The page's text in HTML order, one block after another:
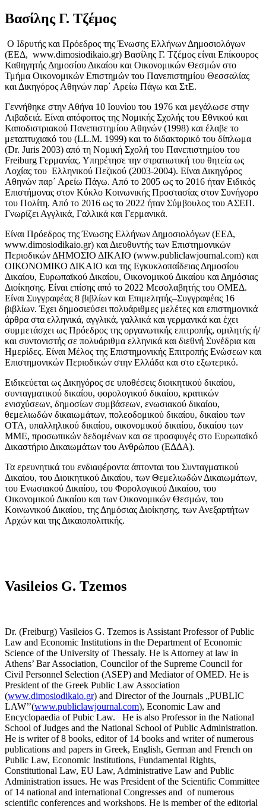
Βασίλης Γ. Τζέμος
Ο Ιδρυτής και Πρόεδρος της Ένωσης Ελλήνων Δημοσιολόγων
(ΕΕΔ, www.dimosiodikaio.gr) Βασίλης Γ. Τζέμος είναι Επίκουρος
Καθηγητής Δημοσίου Δικαίου και Οικονομικών Θεσμών στο
Τμήμα Οικονομικών Επιστημών του Πανεπιστημίου Θεσσαλίας
και Δικηγόρος Αθηνών παρ΄ Αρείω Πάγω και ΣτΕ.
Γεννήθηκε στην Αθήνα 10 Ιουνίου του 1976 και μεγάλωσε στην
Λιβαδειά. Είναι απόφοιτος της Νομικής Σχολής του Εθνικού και
Καποδιστριακού Πανεπιστημίου Αθηνών (1998) και έλαβε το
μεταπτυχιακό του (LL.M. 1999) και το διδακτορικό του δίπλωμα
(Dr. Juris 2003) από τη Νομική Σχολή του Πανεπιστημίου του
Freiburg Γερμανίας. Υπηρέτησε την στρατιωτική του θητεία ως
Λοχίας του Ελληνικού Πεζικού (2003-2004). Είναι Δικηγόρος
Αθηνών παρ΄ Αρείω Πάγω. Από το 2005 ως το 2016 ήταν Ειδικός
Επιστήμονας στον Κύκλο Κοινωνικής Προστασίας στον Συνήγορο
του Πολίτη. Από το 2016 ως το 2022 ήταν Σύμβουλος του ΑΣΕΠ.
Γνωρίζει Αγγλικά, Γαλλικά και Γερμανικά.
Είναι Πρόεδρος της Ένωσης Ελλήνων Δημοσιολόγων (ΕΕΔ,
www.dimosiodikaio.gr) και Διευθυντής των Επιστημονικών
Περιοδικών ΔΗΜΟΣΙΟ ΔΙΚΑΙΟ (www.publiclawjournal.com) και
ΟΙΚΟΝΟΜΙΚΟ ΔΙΚΑΙΟ και της Εγκυκλοπαίδειας Δημοσίου
Δικαίου, Ευρωπαϊκού Δικαίου, Οικονομικού Δικαίου και Δημόσιας
Διοίκησης. Είναι επίσης από το 2022 Μεσολαβητής του ΟΜΕΔ.
Είναι Συγγραφέας 8 βιβλίων και Επιμελητής–Συγγραφέας 16
βιβλίων. Έχει δημοσιεύσει πολυάριθμες μελέτες και επιστημονικά
άρθρα στα ελληνικά, αγγλικά, γαλλικά και γερμανικά και έχει
συμμετάσχει ως Πρόεδρος της οργανωτικής επιτροπής, ομιλητής ή/
και συντονιστής σε πολυάριθμα ελληνικά και διεθνή Συνέδρια και
Ημερίδες. Είναι Μέλος της Επιστημονικής Επιτροπής Ενώσεων και
Επιστημονικών Περιοδικών στην Ελλάδα και στο εξωτερικό.
Ειδικεύεται ως Δικηγόρος σε υποθέσεις διοικητικού δικαίου,
συνταγματικού δικαίου, φορολογικού δικαίου, κρατικών
ενισχύσεων, δημοσίων συμβάσεων, ενωσιακού δικαίου,
θεμελιωδών δικαιωμάτων, πολεοδομικού δικαίου, δικαίου των
ΟΤΑ, υπαλληλικού δικαίου, οικονομικού δικαίου, δικαίου των
ΜΜΕ, προσωπικών δεδομένων και σε προσφυγές στο Ευρωπαϊκό
Δικαστήριο Δικαιωμάτων του Ανθρώπου (ΕΔΔΑ).
Τα ερευνητικά του ενδιαφέροντα άπτονται του Συνταγματικού
Δικαίου, του Διοικητικού Δικαίου, των Θεμελιωδών Δικαιωμάτων,
του Ενωσιακού Δικαίου, του Φορολογικού Δικαίου, του
Οικονομικού Δικαίου και των Οικονομικών Θεσμών, του
Κοινωνικού Δικαίου, της Δημόσιας Διοίκησης, των Ανεξαρτήτων
Αρχών και της Δικαιοπολιτικής.
Vasileios G. Tzemos
Dr. (Freiburg) Vasileios G. Tzemos is Assistant Professor of Public
Law and Economic Institutions in the Department of Economic
Science of the University of Thessaly. He is Attorney at law in
Athens’ Bar Association, Councilor of the Supreme Council for
Civil Personnel Selection (ASEP) and Mediator of OMED. He is
President of the Greek Public Law Association
(www.dimosiodikaio.gr) and Director of the Journals „PUBLIC
LAW’’(www.publiclawjournal.com), Economic Law and
Encyclopaedia of Pubic Law. He is also Professor in the National
School of Judges and the National School of Public Administration.
He is writer of 8 books, editor of 14 books and writer of numerous
publications and papers in Greek, English, German and French on
Public Law, Economic Institutions, Fundamental Rights,
Constitutional Law, EU Law, Administrative Law and Public
Administration issues. He was President of the Scientific Committee
of 14 national and international Congresses and of numerous
scientific conferences and workshops. He is member of the editorial